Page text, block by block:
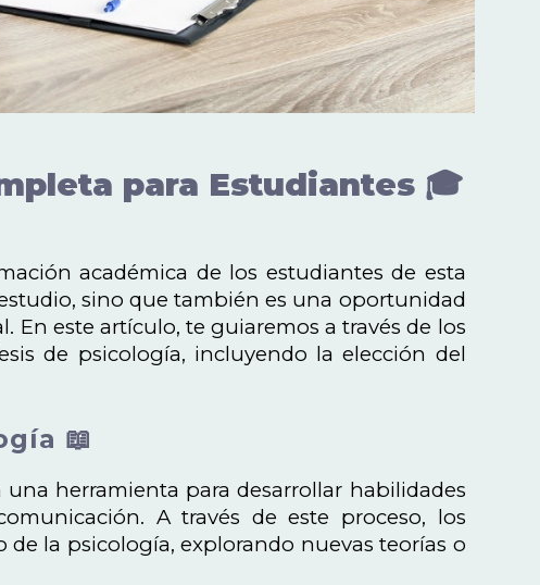
para Estudiantes 🎓
académica de los estudiantes de esta
sino que también es una oportunidad
este artículo, te guiaremos a través de los
de psicología, incluyendo la elección del
📖
herramienta para desarrollar habilidades
A través de este proceso, los
la psicología, explorando nuevas teorías o